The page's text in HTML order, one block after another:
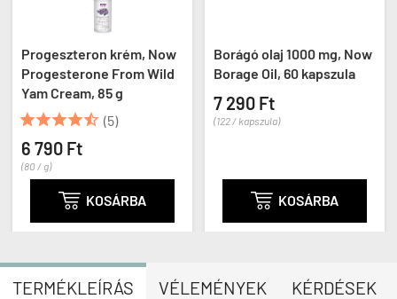
Progeszteron krém, Now
Progesterone From Wild
Yam Cream, 85 g
 (5)
6 790 Ft
(80 / g)
 KOSÁRBA
Borágó olaj 1000 mg, Now
Borage Oil, 60 kapszula
7 290 Ft
(122 / kapszula)
 KOSÁRBA
TERMÉKLEÍRÁS VÉLEMÉNYEK KÉRDÉSEK